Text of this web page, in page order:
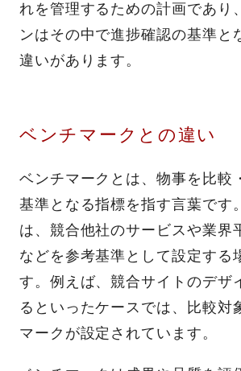
れを管理するための計画であり
ンはその中で進捗確認の基準と
違いがあります。
ベンチマークとの違い
ベンチマークとは、物事を比較
基準となる指標を指す言葉です
は、競合他社のサービスや業界
などを参考基準として設定する
す。例えば、競合サイトのデザ
るといったケースでは、比較対
マークが設定されています。